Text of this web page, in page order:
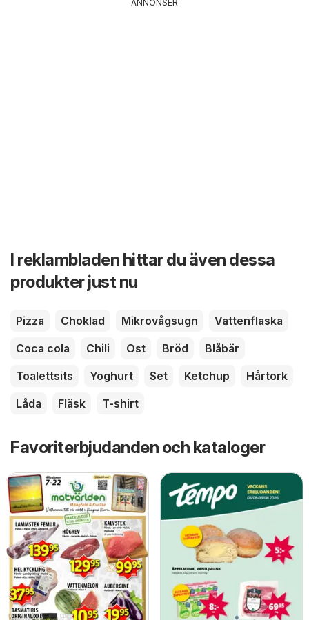
ANNONSER
I reklambladen hittar du även dessa
produkter just nu
Pizza Choklad Mikrovågsugn
Vattenflaska
Coca cola
Chili Ost Bröd
Blåbär
Toalettsits
Yoghurt Set Ketchup
Hårtork
Låda
Fläsk T-shirt
Favoriterbjudanden och kataloger